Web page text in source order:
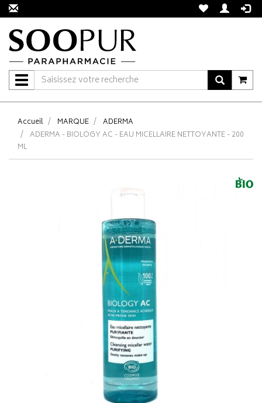
Navigation
Accueil MARQUE
ADERMA
ADERMA - BIOLOGY AC - EAU MICELLAIRE NETTOYANTE - 200
ML